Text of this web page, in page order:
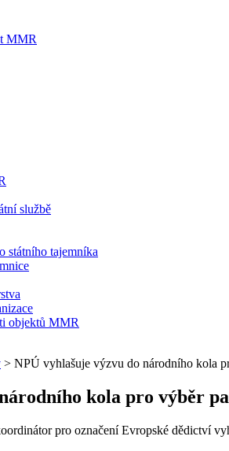
MMR
službě
státního tajemníka
objektů MMR
> NPÚ vyhlašuje výzvu do národního kola
kola pro výběr
pro označení Evropské dědictví